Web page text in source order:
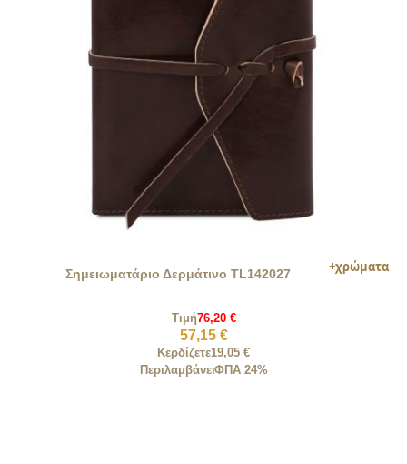
Σημειωματάριο Δερμάτινο TL142027
Τιμή76,20 €
57,15 €
Κερδίζετε19,05 €
ΠεριλαμβάνειΦΠΑ 24%